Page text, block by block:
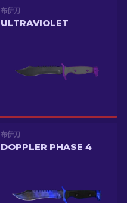
布伊刀
ULTRAVIOLET
布伊刀
DOPPLER PHASE 4